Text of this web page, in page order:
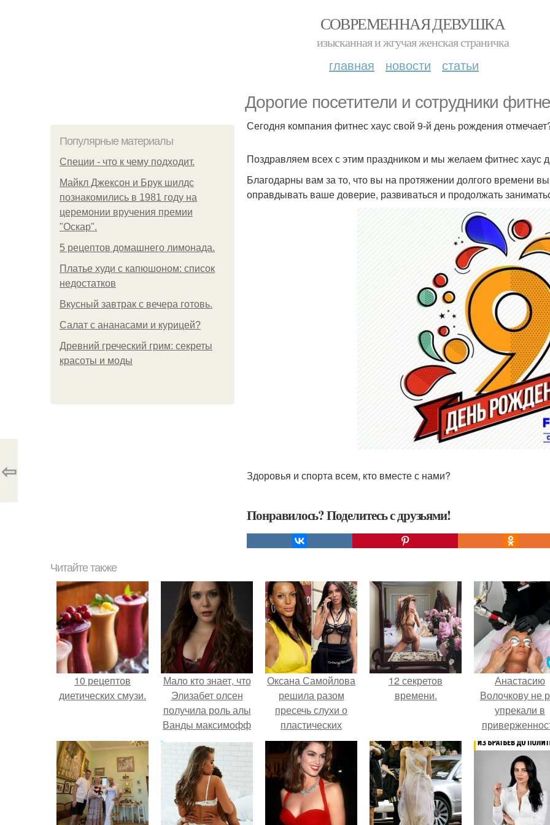
СОВРЕМЕННАЯ ДЕВУШКА
изысканная и жгучая женская страничка
главная новости статьи
Дорогие посетители и сотрудники
Популярные материалы
Специи - что к чему подходит.
Майкл Джексон и Брук шилдс
познакомились в 1981 году на
церемонии вручения премии
"Оскар".
5 рецептов домашнего лимонада.
Платье худи с капюшоном: список
недостатков
Вкусный завтрак с вечера готовь.
Салат с ананасами и курицей?
Древний греческий грим: секреты
красоты и моды
Сегодня компания фитнес хаус свой 9-й день рождения
Поздравляем всех с этим праздником и мы желаем фитнес хаус
Благодарны вам за то, что вы на протяжении долгого времени
оправдывать ваше доверие, развиваться и продолжать
Здоровья и спорта всем, кто вместе с нами?
Понравилось? Поделитесь с друзьями!
⇦
Читайте также
10 рецептов
диетических смузи.
Мало кто знает, что
Элизабет олсен
получила роль алы
Ванды максимофф
не сразу.
Оксана Самойлова
решила разом
пресечь слухи о
пластических
операциях и
публично
прояснила
ситуацию.
12 секретов
времени.
Анастасию
Волочкову не
упрекали в
устаревшим
процедурам.